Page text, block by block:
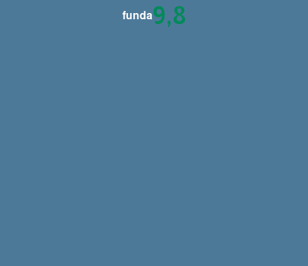
funda9,8